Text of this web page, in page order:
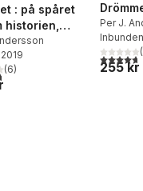
: på spåret
historien,
och
2019
stjärnor. Totalt antal röster:
(6)
Per J.
Inbunden
4,7utav (
255 kr